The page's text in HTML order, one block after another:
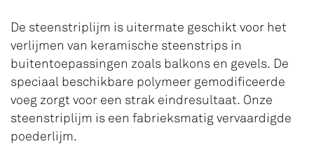
De steenstriplijm is uitermate geschikt voor het
verlijmen van keramische steenstrips in
buitentoepassingen zoals balkons en gevels. De
speciaal beschikbare polymeer gemodificeerde
voeg zorgt voor een strak eindresultaat. Onze
steenstriplijm is een fabrieksmatig vervaardigde
poederlijm.